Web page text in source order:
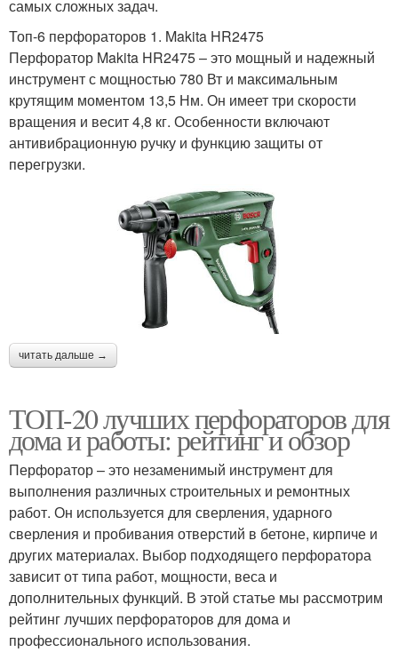
самых сложных задач.
Топ-6 перфораторов 1. Makita HR2475
Перфоратор Makita HR2475 – это мощный и надежный
инструмент с мощностью 780 Вт и максимальным
крутящим моментом 13,5 Нм. Он имеет три скорости
вращения и весит 4,8 кг. Особенности включают
антивибрационную ручку и функцию защиты от
перегрузки.
читать дальше →
ТОП-20 лучших перфораторов для
дома и работы: рейтинг и обзор
Перфоратор – это незаменимый инструмент для
выполнения различных строительных и ремонтных
работ. Он используется для сверления, ударного
сверления и пробивания отверстий в бетоне, кирпиче и
других материалах. Выбор подходящего перфоратора
зависит от типа работ, мощности, веса и
дополнительных функций. В этой статье мы рассмотрим
рейтинг лучших перфораторов для дома и
профессионального использования.